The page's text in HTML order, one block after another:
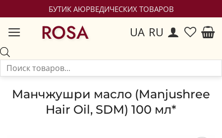
БУТИК АЮРВЕДИЧЕСКИХ ТОВАРОВ
ROSA UA RU
Манчжушри масло (Manjushree
Hair Oil, SDM) 100 мл*